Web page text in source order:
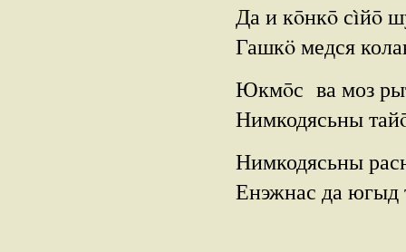
Да и кōнкō сìйō
Гашкö медся
Юкмōс ва моз
Нимкодясьны
Нимкодясьны
Енэжнас да